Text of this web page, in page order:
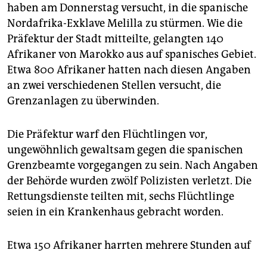
fragen & hilfe
unterstützen
abo
genossenschaft
epaper login
haben am Donnerstag versucht, in die spanische
Nordafrika-Exklave Melilla zu stürmen. Wie die
Präfektur der Stadt mitteilte, gelangten 140
Afrikaner von Marokko aus auf spanisches Gebiet.
Etwa 800 Afrikaner hatten nach diesen Angaben
an zwei verschiedenen Stellen versucht, die
Grenzanlagen zu überwinden.
Die Präfektur warf den Flüchtlingen vor,
ungewöhnlich gewaltsam gegen die spanischen
Grenzbeamte vorgegangen zu sein. Nach Angaben
der Behörde wurden zwölf Polizisten verletzt. Die
Rettungsdienste teilten mit, sechs Flüchtlinge
seien in ein Krankenhaus gebracht worden.
Etwa 150 Afrikaner harrten mehrere Stunden auf